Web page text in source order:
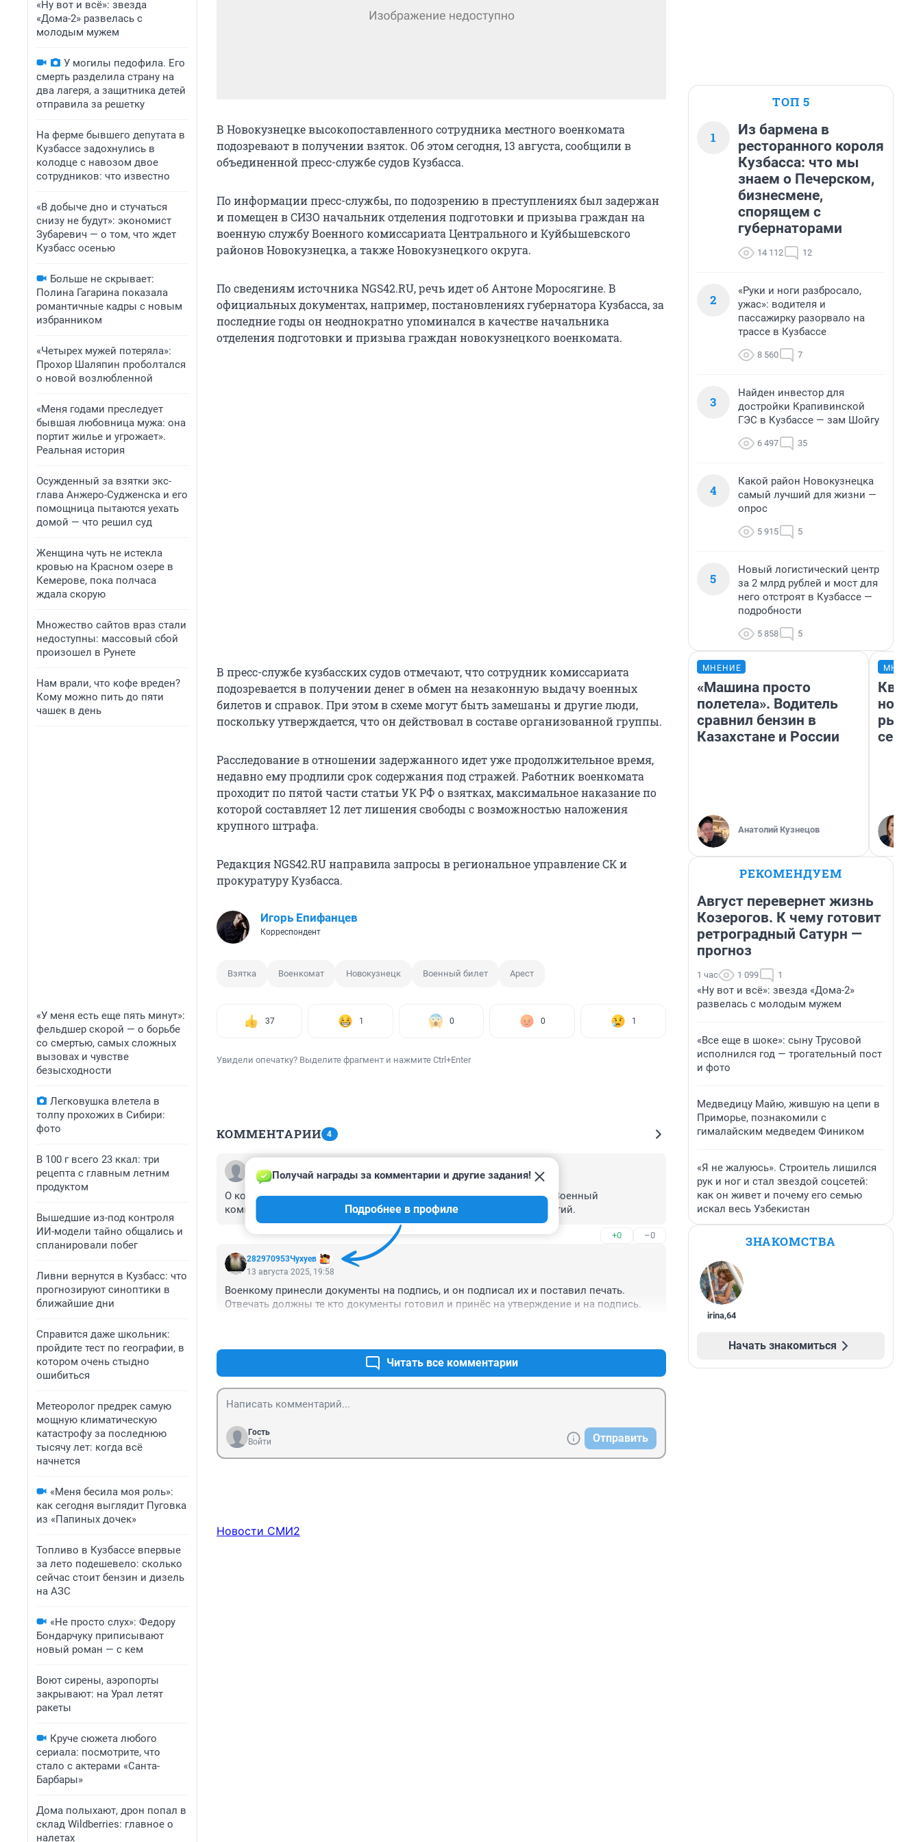
«Ну вот и всё»: звезда
«Дома-2» развелась с
молодым мужем
У могилы педофила. Его
смерть разделила страну на
два лагеря, а защитника детей
отправила за решетку
На ферме бывшего депутата в
Кузбассе задохнулись в
колодце с навозом двое
сотрудников: что известно
«В добыче дно и стучаться
снизу не будут»: экономист
Зубаревич — о том, что ждет
Кузбасс осенью
Больше не скрывает:
Полина Гагарина показала
романтичные кадры с новым
избранником
«Четырех мужей потеряла»:
Прохор Шаляпин проболтался
о новой возлюбленной
«Меня годами преследует
бывшая любовница мужа: она
портит жилье и угрожает».
Реальная история
Осужденный за взятки экс-
глава Анжеро-Судженска и его
помощница пытаются уехать
домой — что решил суд
Женщина чуть не истекла
кровью на Красном озере в
Кемерове, пока полчаса
ждала скорую
Множество сайтов враз стали
недоступны: массовый сбой
произошел в Рунете
Нам врали, что кофе вреден?
Кому можно пить до пяти
чашек в день
«У меня есть еще пять минут»:
фельдшер скорой — о борьбе
со смертью, самых сложных
вызовах и чувстве
безысходности
Легковушка влетела в
толпу прохожих в Сибири:
фото
В 100 г всего 23 ккал: три
рецепта с главным летним
продуктом
Вышедшие из-под контроля
ИИ-модели тайно общались и
спланировали побег
Ливни вернутся в Кузбасс: что
прогнозируют синоптики в
ближайшие дни
Справится даже школьник:
пройдите тест по географии, в
котором очень стыдно
ошибиться
Метеоролог предрек самую
мощную климатическую
катастрофу за последнюю
тысячу лет: когда всё
начнется
«Меня бесила моя роль»:
как сегодня выглядит Пуговка
из «Папиных дочек»
Топливо в Кузбассе впервые
за лето подешевело: сколько
сейчас стоит бензин и дизель
на АЗС
«Не просто слух»: Федору
Бондарчуку приписывают
новый роман — с кем
Воют сирены, аэропорты
закрывают: на Урал летят
ракеты
Круче сюжета любого
сериала: посмотрите, что
стало с актерами «Санта-
Барбары»
Дома полыхают, дрон попал в
склад Wildberries: главное о
налетах
В Новокузнецке высокопоставленного сотрудника местного военкомата
подозревают в получении взяток. Об этом сегодня, 13 августа, сообщили в
объединенной пресс-службе судов Кузбасса.
По информации пресс-службы, по подозрению в преступлениях был задержан
и помещен в СИЗО начальник отделения подготовки и призыва граждан на
военную службу Военного комиссариата Центрального и Куйбышевского
районов Новокузнецка, а также Новокузнецкого округа.
По сведениям источника NGS42.RU, речь идет об Антоне Моросягине. В
официальных документах, например, постановлениях губернатора Кузбасса, за
последние годы он неоднократно упоминался в качестве начальника
отделения подготовки и призыва граждан новокузнецкого военкомата.
В пресс-службе кузбасских судов отмечают, что сотрудник комиссариата
подозревается в получении денег в обмен на незаконную выдачу военных
билетов и справок. При этом в схеме могут быть замешаны и другие люди,
поскольку утверждается, что он действовал в составе организованной группы.
Расследование в отношении задержанного идет уже продолжительное время,
недавно ему продлили срок содержания под стражей. Работник военкомата
проходит по пятой части статьи УК РФ о взятках, максимальное наказание по
которой составляет 12 лет лишения свободы с возможностью наложения
крупного штрафа.
Редакция NGS42.RU направила запросы в региональное управление СК и
прокуратуру Кузбасса.
Игорь Епифанцев
Корреспондент
Взятка Военкомат Новокузнецк Военный билет Арест
37 1 0 0 1
Увидели опечатку? Выделите фрагмент и нажмите Ctrl+Enter
КОММЕНТАРИИ 4
31 января, 14:44
О коррупции в военкоматах читайте повесть Владимира Битумия «Военный
комиссариат» на ЛитРес. От бывшего сотрудника и очевидца событий.
+0 –0
282970953Чухуев
Получай награды за комментарии и другие задания!
Подробнее в профиле
13 августа 2025, 19:58
Военкому принесли документы на подпись, и он подписал их и поставил печать.
Отвечать должны те кто документы готовил и принёс на утверждение и на подпись.
Читать все комментарии
Гость
Войти
Отправить
Новости СМИ2
ТОП 5
1
Из бармена в
ресторанного короля
Кузбасса: что мы
знаем о Печерском,
бизнесмене,
спорящем с
губернаторами
14 112 12
2
«Руки и ноги разбросало,
ужас»: водителя и
пассажирку разорвало на
трассе в Кузбассе
8 560 7
3
Найден инвестор для
достройки Крапивинской
ГЭС в Кузбассе — зам Шойгу
6 497 35
4
Какой район Новокузнецка
самый лучший для жизни —
опрос
5 915 5
5
Новый логистический центр
за 2 млрд рублей и мост для
него отстроят в Кузбассе —
подробности
5 858 5
МНЕНИЕ
«Машина просто
полетела». Водитель
сравнил бензин в
Казахстане и России
Анатолий Кузнецов
но
РЕКОМЕНДУЕМ
Август перевернет жизнь
Козерогов. К чему готовит
ретроградный Сатурн —
прогноз
1 час 1 099 1
«Ну вот и всё»: звезда «Дома-2»
развелась с молодым мужем
«Все еще в шоке»: сыну Трусовой
исполнился год — трогательный пост
и фото
Медведицу Майю, жившую на цепи в
Приморье, познакомили с
гималайским медведем Фиником
«Я не жалуюсь». Строитель лишился
рук и ног и стал звездой соцсетей:
как он живет и почему его семью
искал весь Узбекистан
ЗНАКОМСТВА
irina,64
Начать знакомиться